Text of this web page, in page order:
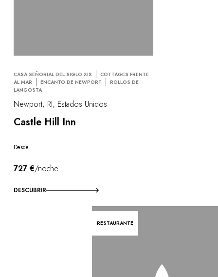
CASA SEÑORIAL DEL SIGLO XIX
COTTAGES FRENTE
AL MAR
ENCANTO DE NEWPORT
ROLLOS DE
LANGOSTA
Newport, RI, Estados Unidos
Castle Hill Inn
Desde
727 €/noche
DESCUBRIR
RESTAURANTE